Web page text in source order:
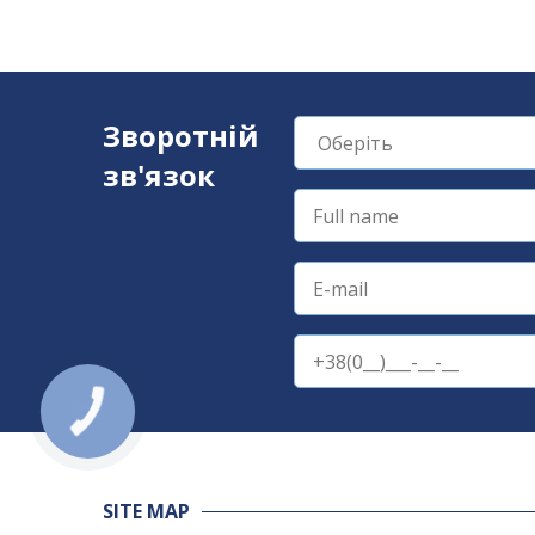
Зворотній
зв'язок
SITE MAP
КНОПКА
ЗВ'ЯЗКУ